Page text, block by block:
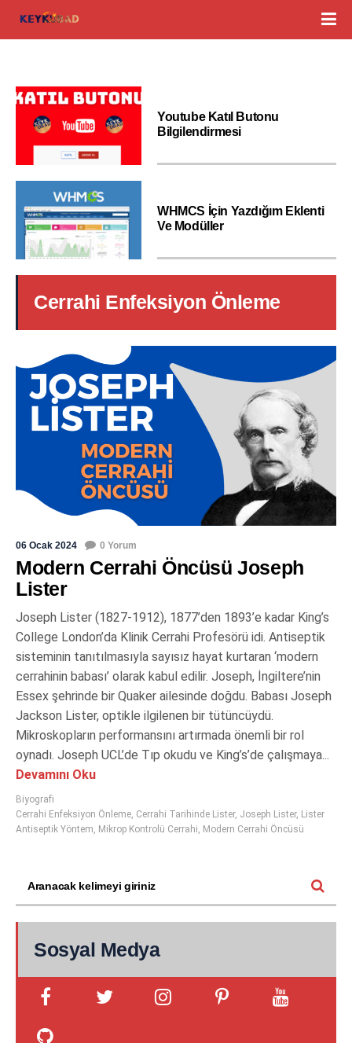
Youtube Katıl Butonu
Bilgilendirmesi
WHMCS İçin Yazdığım Eklenti
Ve Modüller
Cerrahi Enfeksiyon Önleme
06 Ocak 2024 0 Yorum
Modern Cerrahi Öncüsü Joseph
Lister
Joseph Lister (1827-1912), 1877’den 1893’e kadar King’s
College London’da Klinik Cerrahi Profesörü idi. Antiseptik
sisteminin tanıtılmasıyla sayısız hayat kurtaran ‘modern
cerrahinin babası’ olarak kabul edilir. Joseph, İngiltere’nin
Essex şehrinde bir Quaker ailesinde doğdu. Babası Joseph
Jackson Lister, optikle ilgilenen bir tütüncüydü.
Mikroskopların performansını artırmada önemli bir rol
oynadı. Joseph UCL’de Tıp okudu ve King’s’de çalışmaya...
Devamını Oku
Biyografi
Cerrahi Enfeksiyon Önleme, Cerrahi Tarihinde Lister, Joseph Lister, Lister
Antiseptik Yöntem, Mikrop Kontrolü Cerrahi, Modern Cerrahi Öncüsü
Sosyal Medya